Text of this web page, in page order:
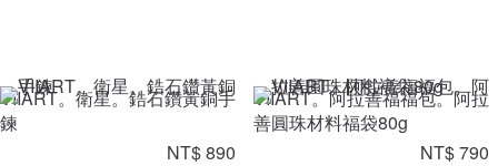
VIIART。衛星。鋯石鑽黃銅手
鍊
NT$ 890
VIIART。阿拉善福福包。阿拉
善圓珠材料福袋80g
NT$ 790